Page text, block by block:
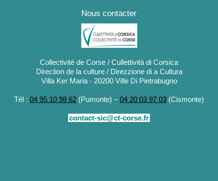
Nous contacter
Collectivité de Corse / Cullettività di Corsica
Direction de la culture / Direzzione di a Cultura
Villa Ker Maria - 20200 Ville Di Pietrabugno
Tél : 04 95 10 98 62 (Pumonte) –04 20 03 97 03 (Cismonte)
contact-sic@ct-corse.fr